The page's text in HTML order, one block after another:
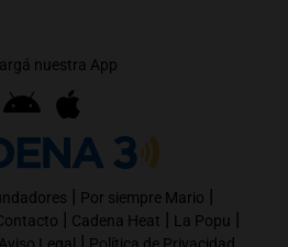
nuestra App
| Por siempre Mario |
| Cadena Heat | La Popu |
|